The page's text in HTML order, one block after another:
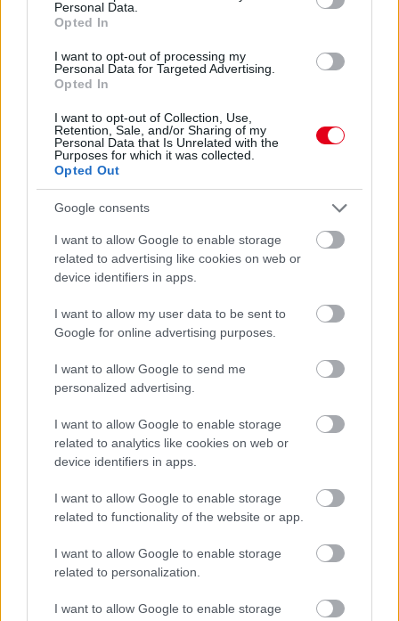
Personal Data.
Opted In
I want to opt-out of processing my
Personal Data for Targeted Advertising.
Opted In
I want to opt-out of Collection, Use,
Retention, Sale, and/or Sharing of my
Personal Data that Is Unrelated with the
Purposes for which it was collected.
Opted Out
Google consents
I want to allow Google to enable storage
related to advertising like cookies on web or
device identifiers in apps.
I want to allow my user data to be sent to
Google for online advertising purposes.
I want to allow Google to send me
personalized advertising.
I want to allow Google to enable storage
related to analytics like cookies on web or
device identifiers in apps.
I want to allow Google to enable storage
related to functionality of the website or app.
I want to allow Google to enable storage
related to personalization.
I want to allow Google to enable storage
előző hírek
Hallgasd meg a Formula Podcast
legfrissebb adását!
Kövess minket a Facebookon
Parc Fermé
5 órája
IndyCar: Palou nyert Portlandben, már 100 pont fölött az